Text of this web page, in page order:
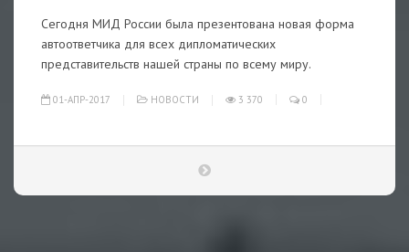
Сегодня МИД России была презентована новая форма
автоответчика для всех дипломатических
представительств нашей страны по всему миру.
01-АПР-2017 НОВОСТИ 3 370 0